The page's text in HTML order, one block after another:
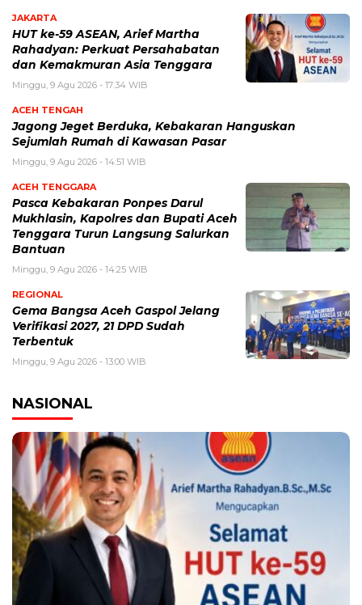
JAKARTA
HUT ke-59 ASEAN, Arief Martha
Rahadyan: Perkuat Persahabatan
dan Kemakmuran Asia Tenggara
Minggu, 9 Agu 2026 - 17:34 WIB
ACEH TENGAH
Jagong Jeget Berduka, Kebakaran Hanguskan
Sejumlah Rumah di Kawasan Pasar
Minggu, 9 Agu 2026 - 14:51 WIB
ACEH TENGGARA
Pasca Kebakaran Ponpes Darul
Mukhlasin, Kapolres dan Bupati Aceh
Tenggara Turun Langsung Salurkan
Bantuan
Minggu, 9 Agu 2026 - 14:25 WIB
REGIONAL
Gema Bangsa Aceh Gaspol Jelang
Verifikasi 2027, 21 DPD Sudah
Terbentuk
Minggu, 9 Agu 2026 - 13:00 WIB
NASIONAL